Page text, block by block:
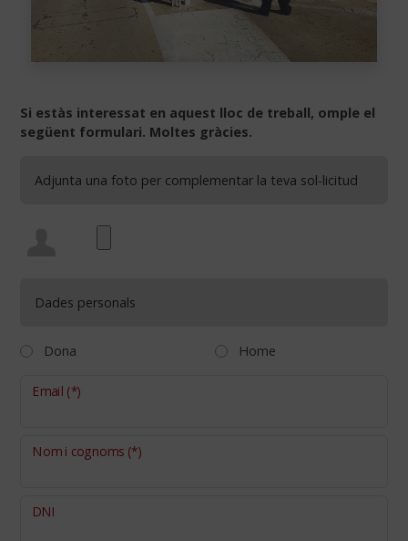
Si estàs interessat en aquest lloc de treball, omple el
següent formulari. Moltes gràcies.
Adjunta una foto per complementar la teva sol-licitud
Dades personals
Dona Home
Email (*)
Nom i cognoms (*)
DNI